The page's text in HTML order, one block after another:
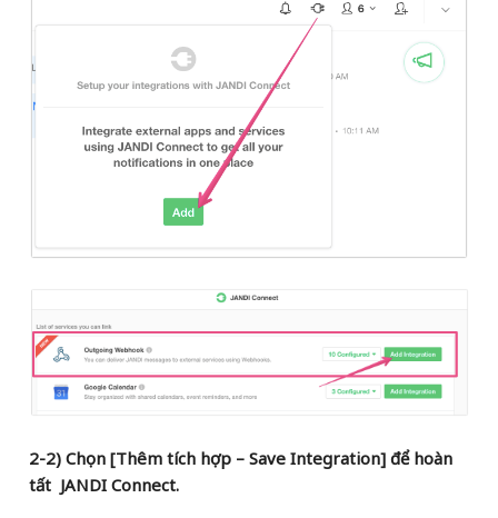
2-2) Chọn [Thêm tích hợp – Save Integration] để hoàn
tất JANDI Connect.